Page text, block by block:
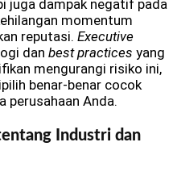
juga dampak negatif pada
momentum
reputasi. Executive
dan best practices yang
mengurangi risiko ini,
benar-benar cocok
perusahaan Anda.
Industri dan